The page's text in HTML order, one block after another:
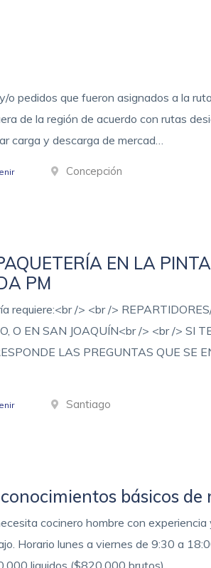
o pedidos que fueron asignados a la
de la región de acuerdo con rutas
carga y descarga de mercad…
Concepción
EN LA
PM
requiere:<br /> <br />
O EN SAN JOAQUÍN<br /> <br /> SI
LAS PREGUNTAS QUE SE
Santiago
básicos de
cocinero hombre con
Horario lunes a viernes de 9:30 a
liquidos ($820.000 brutos) …